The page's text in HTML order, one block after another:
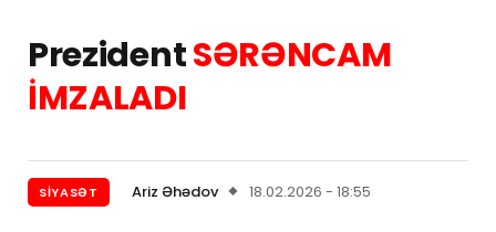
PrezidentSƏRƏNCAM
İMZALADI
SIYASƏT Ariz Əhədov 18.02.2026 - 18:55